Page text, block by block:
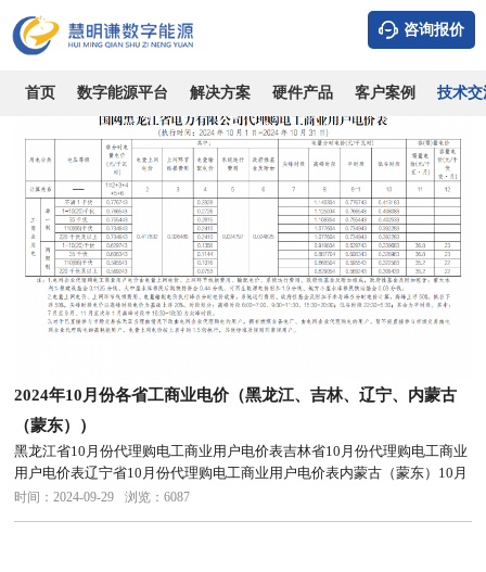
咨询报价
首页 数字能源平台 解决方案 硬件产品 客户案例 技术交
系统知识 行业知识 公司新闻
2024年10月份各省工商业电价（黑龙江、吉林、辽宁、内蒙古
（蒙东））
黑龙江省10月份代理购电工商业用户电价表吉林省10月份代理购电工商业
用户电价表辽宁省10月份代理购电工商业用户电价表内蒙古（蒙东）10月
份代理购电工商业用户电价表
时间：2024-09-29 浏览：6087